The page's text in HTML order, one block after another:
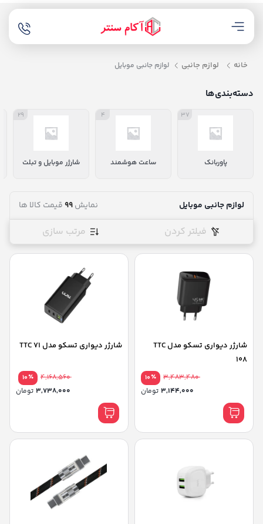
خانه لوازم جانبی لوازم جانبی موبایل
دسته‌بندی‌ها
پاوربانک
37
ساعت هوشمند
4
شارژر موبایل و تبلت
29
لوازم جانبی موبایل نمایش99قیمت کالا ها
فیلتر کردن مرتب سازی
شارژر دیواری تسکو مدل TTC
108
٪10
3,483,480
تومان
شارژر دیواری تسکو مدل TTC 71
٪10
4,168,560
تومان